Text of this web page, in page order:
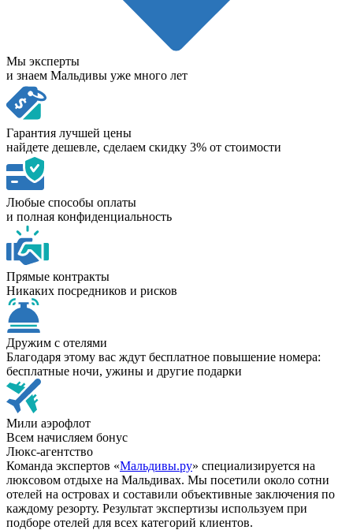
Мы эксперты
и знаем Мальдивы уже много лет
Гарантия лучшей цены
найдете дешевле, сделаем скидку 3% от стоимости
Любые способы оплаты
и полная конфиденциальность
Прямые контракты
Никаких посредников и рисков
Дружим с отелями
Благодаря этому вас ждут бесплатное повышение номера:
бесплатные ночи, ужины и другие подарки
Мили аэрофлот
Всем начисляем бонус
Люкс-агентство
Команда экспертов «Мальдивы.ру» специализируется на
люксовом отдыхе на Мальдивах. Мы посетили около сотни
отелей на островах и составили объективные заключения по
каждому резорту. Результат экспертизы используем при
подборе отелей для всех категорий клиентов.